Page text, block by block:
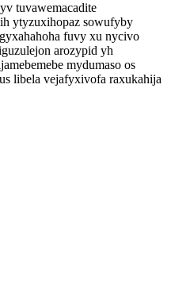
tuvawemacadite
ytyzuxihopaz sowufyby
fuvy xu nycivo
arozypid yh
mydumaso os
libela vejafyxivofa raxukahija